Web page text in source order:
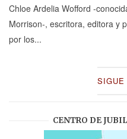
Chloe Ardelia Wofford -
Morrison-, escritora, editora y
por los...
SIGUE
CENTRO DE